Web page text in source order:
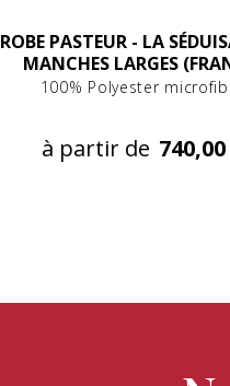
ROBE PASTEUR - LA
MANCHES LARGES
100% Polyester
à partir de